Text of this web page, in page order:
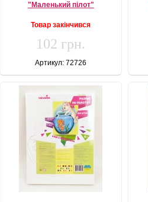
"Маленький пілот"
Товар закінчився
102 грн.
Артикул: 72726